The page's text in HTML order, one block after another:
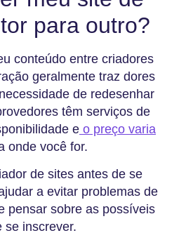
para outro?
conteúdo entre criadores
geralmente traz dores
de redesenhar
têm serviços de
e o preço varia
onde você for.
de sites antes de se
a evitar problemas de
pensar sobre as possíveis
se inscrever.